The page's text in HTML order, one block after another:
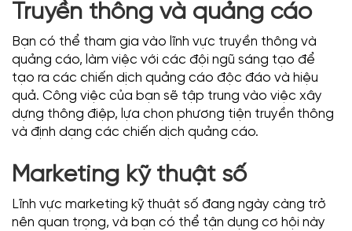
Truyền thông và quảng cáo
Bạn có thể tham gia vào lĩnh vực truyền thông và
quảng cáo, làm việc với các đội ngũ sáng tạo để
tạo ra các chiến dịch quảng cáo độc đáo và hiệu
quả. Công việc của bạn sẽ tập trung vào việc xây
dựng thông điệp, lựa chọn phương tiện truyền thông
và định dạng các chiến dịch quảng cáo.
Marketing kỹ thuật số
Lĩnh vực marketing kỹ thuật số đang ngày càng trở
nên quan trọng, và bạn có thể tận dụng cơ hội này